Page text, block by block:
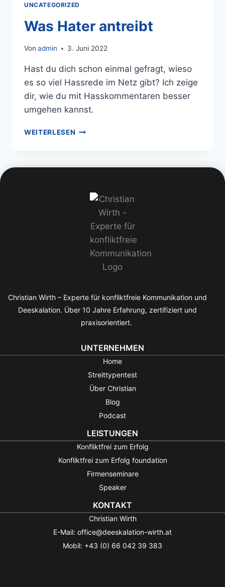
UNCATEGORIZED
Was Hater antreibt
Von admin 3. Juni 2022
Hast du dich schon einmal gefragt, wieso
es so viel Hassrede im Netz gibt? Ich zeige
dir, wie du mit Hasskommentaren besser
umgehen kannst.
WEITERLESEN
Christian Wirth – Experte für konfliktfreie Kommunikation und
Deeskalation. Über 10 Jahre Erfahrung, zertifiziert und
praxisorientiert.
UNTERNEHMEN
Home
Streittypentest
Über Christian
Blog
Podcast
LEISTUNGEN
Konfliktfrei zum Erfolg
Konfliktfrei zum Erfolg foundation
Firmenseminare
Speaker
KONTAKT
Christian Wirth
E-Mail: office@deeskalation-wirth.at
Mobil: +43 (0) 66 042 39 383